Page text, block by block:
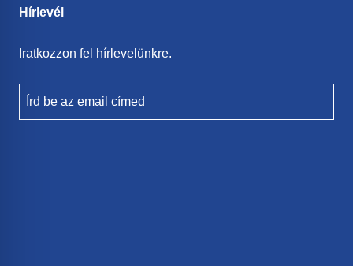
Hírlevél
Iratkozzon fel hírlevelünkre.
Írd be az email címed